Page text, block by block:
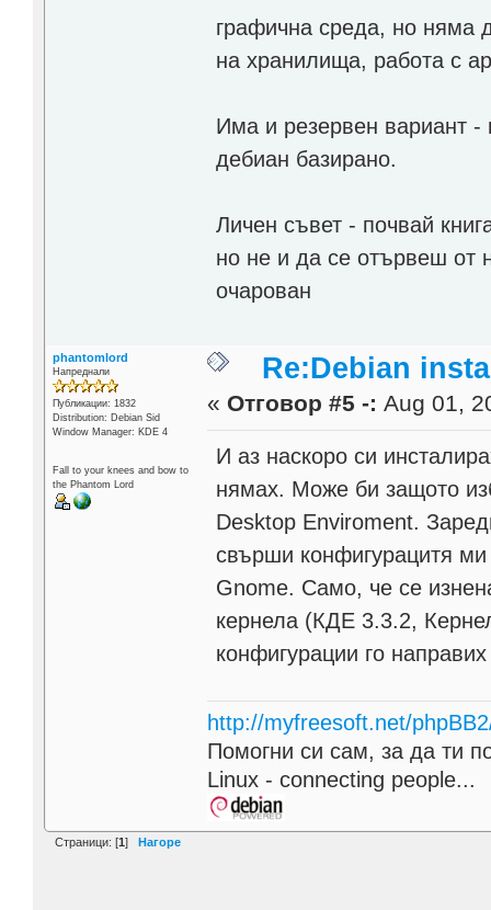
графична среда, но няма
на хранилища, работа с
Има и резервен вариант
дебиан базирано.
Личен съвет - почвай
но не и да се отървеш от
очарован
phantomlord
Напреднали
Публикации: 1832
Distribution: Debian Sid
Window Manager: KDE 4
Fall to your knees and bow to
the Phantom Lord
Re:Debian
« Отговор #5 -: Aug 01,
И аз наскоро си
нямах. Може би защото
Desktop Enviroment.
свърши конфигурацитя
Gnome. Само, че се
кернела (КДЕ 3.3.2,
конфигурации го
http://myfreesoft.net/
Помогни си сам, за да ти
Linux - connecting people...
Страници: [1 ] Нагоре